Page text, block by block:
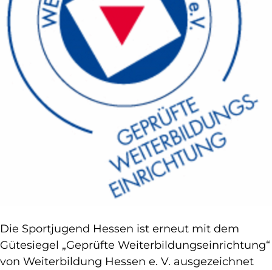
Die Sportjugend Hessen ist erneut mit dem
Gütesiegel „Geprüfte Weiterbildungseinrichtung“
von Weiterbildung Hessen e. V. ausgezeichnet